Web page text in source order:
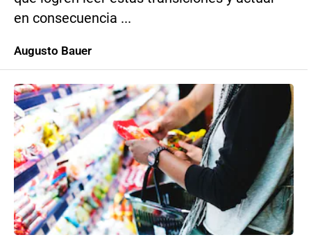
en consecuencia ...
Augusto Bauer